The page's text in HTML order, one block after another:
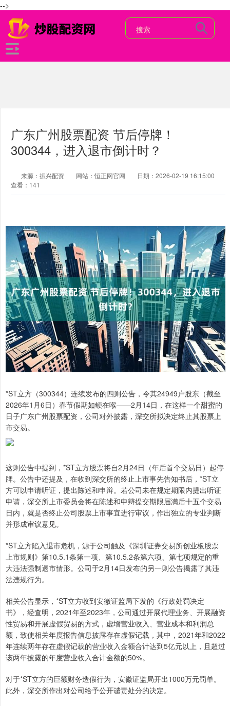
-->
广东广州股票配资 节后停牌！
300344，进入退市倒计时？
来源：振兴配资 网站：恒正网官网
日期：2026-02-19 16:15:00
查看：141
*ST立方（300344）连续发布的四则公告，令其24949户股东（截至
2026年1月6日）春节假期如鲠在喉——2月14日，在这样一个甜蜜的
日子广东广州股票配资，公司对外披露，深交所拟决定终止其股票上
市交易。
这则公告中提到，*ST立方股票将自2月24日（年后首个交易日）起停
牌。公告中还提及，在收到深交所的终止上市事先告知书后，*ST立
方可以申请听证，提出陈述和申辩。若公司未在规定期限内提出听证
申请，深交所上市委员会将在陈述和申辩提交期限届满后十五个交易
日内，就是否终止公司股票上市事宜进行审议，作出独立的专业判断
并形成审议意见。
*ST立方陷入退市危机，源于公司触及《深圳证券交易所创业板股票
上市规则》第10.5.1条第一项、第10.5.2条第六项、第七项规定的重
大违法强制退市情形。公司于2月14日发布的另一则公告揭露了其违
法违规行为。
相关公告显示，*ST立方收到安徽证监局下发的《行政处罚决定
书》，经查明，2021年至2023年，公司通过开展代理业务、开展融资
性贸易和开展虚假贸易的方式，虚增营业收入、营业成本和利润总
额，致使相关年度报告信息披露存在虚假记载，其中，2021年和2022
年连续两年存在虚假记载的营业收入金额合计达到5亿元以上，且超过
该两年披露的年度营业收入合计金额的50%。
对于*ST立方的巨额财务造假行为，安徽证监局开出1000万元罚单。
此外，深交所作出对公司给予公开谴责处分的决定。